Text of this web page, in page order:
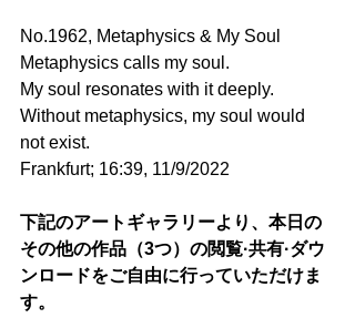
No.1962, Metaphysics & My Soul
Metaphysics calls my soul.
My soul resonates with it deeply.
Without metaphysics, my soul would
not exist.
Frankfurt; 16:39, 11/9/2022
下記のアートギャラリーより、本日の
その他の作品（3つ）の閲覧·共有·ダウ
ンロードをご自由に行っていただけま
す。